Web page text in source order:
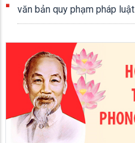
văn bản quy phạm pháp